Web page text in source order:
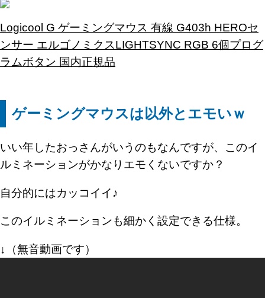
Logicool G ゲーミングマウス 有線 G403h HEROセ
ンサー エルゴノミクスLIGHTSYNC RGB 6個プログ
ラムボタン 国内正規品
ゲーミングマウスは以外とエモいｗ
いい年したおっさんがいうのもなんですが、このイ
ルミネーションがかなりエモくないですか？
自分的にはカッコイイ♪
このイルミネーションも細かく設定できる仕様。
↓（無音動画です）